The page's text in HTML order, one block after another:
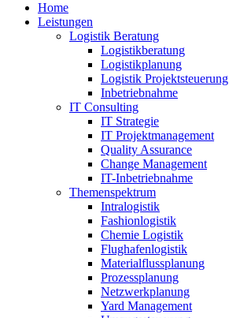
Home
Leistungen
Logistik Beratung
Logistikberatung
Logistikplanung
Logistik Projektsteuerung
Inbetriebnahme
IT Consulting
IT Strategie
IT Projektmanagement
Quality Assurance
Change Management
IT-Inbetriebnahme
Themenspektrum
Intralogistik
Fashionlogistik
Chemie Logistik
Flughafenlogistik
Materialflussplanung
Prozessplanung
Netzwerkplanung
Yard Management